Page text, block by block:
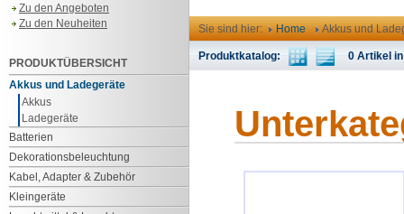
Zu den Angeboten
Zu den Neuheiten
PRODUKTÜBERSICHT
Akkus und Ladegeräte
Akkus
Ladegeräte
Batterien
Dekorationsbeleuchtung
Kabel, Adapter & Zubehör
Kleingeräte
Sie sind hier: Home Akkus und
Produktkatalog: 0 Artikel in